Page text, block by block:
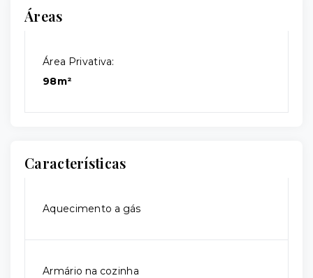
Áreas
Área Privativa:
98m²
Características
Aquecimento a gás
Armário na cozinha